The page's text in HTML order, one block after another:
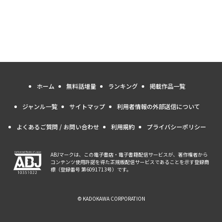
ホーム 無料話増量 ランキング 掲載作品一覧
ジャンル一覧 サイトマップ 利用者情報の外部送信について
よくあるご質問 / お問い合わせ 利用規約 プライバシーポリシー
ABJマークは、この電子書店・電子書籍配信サービスが、著作権者から
コンテンツ使用許諾を得た正規版配信サービスであることを示す登録商
標（登録番号 第6091713号）です。
© KADOKAWA CORPORATION